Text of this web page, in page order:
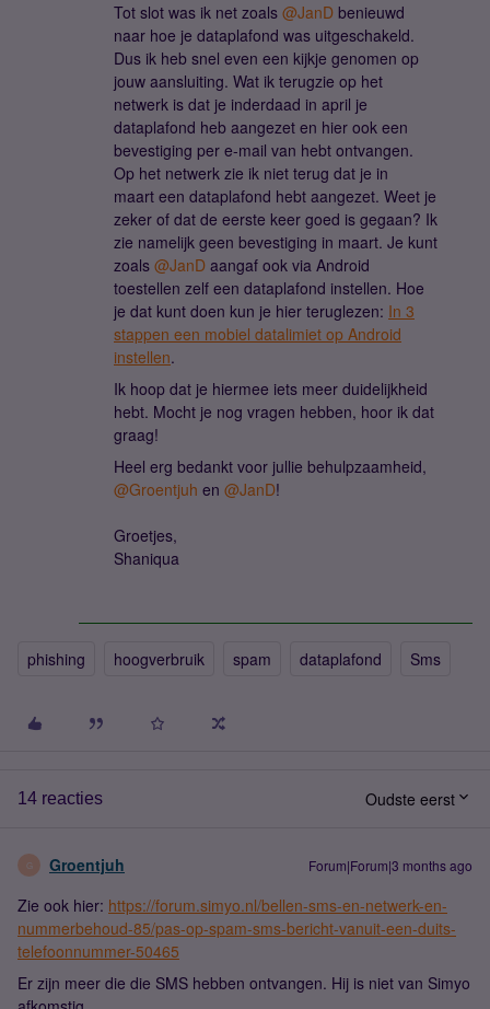
Tot slot was ik net zoals ​ @JanD benieuwd
naar hoe je dataplafond was uitgeschakeld.
Dus ik heb snel even een kijkje genomen op
jouw aansluiting. Wat ik terugzie op het
netwerk is dat je inderdaad in april je
dataplafond heb aangezet en hier ook een
bevestiging per e-mail van hebt ontvangen.
Op het netwerk zie ik niet terug dat je in
maart een dataplafond hebt aangezet. Weet je
zeker of dat de eerste keer goed is gegaan? Ik
zie namelijk geen bevestiging in maart. Je kunt
zoals ​ @JanD aangaf ook via Android
toestellen zelf een dataplafond instellen. Hoe
je dat kunt doen kun je hier teruglezen: In 3
stappen een mobiel datalimiet op Android
instellen.
Ik hoop dat je hiermee iets meer duidelijkheid
hebt. Mocht je nog vragen hebben, hoor ik dat
graag!
Heel erg bedankt voor jullie behulpzaamheid, ​
@Groentjuh en ​ @JanD!
Groetjes,
Shaniqua
phishing hoogverbruik spam dataplafond Sms
14 reacties Oudste eerst
G Groentjuh Forum|Forum|3 months ago
Zie ook hier: https://forum.simyo.nl/bellen-sms-en-netwerk-en-
nummerbehoud-85/pas-op-spam-sms-bericht-vanuit-een-duits-
telefoonnummer-50465
Er zijn meer die die SMS hebben ontvangen. Hij is niet van Simyo